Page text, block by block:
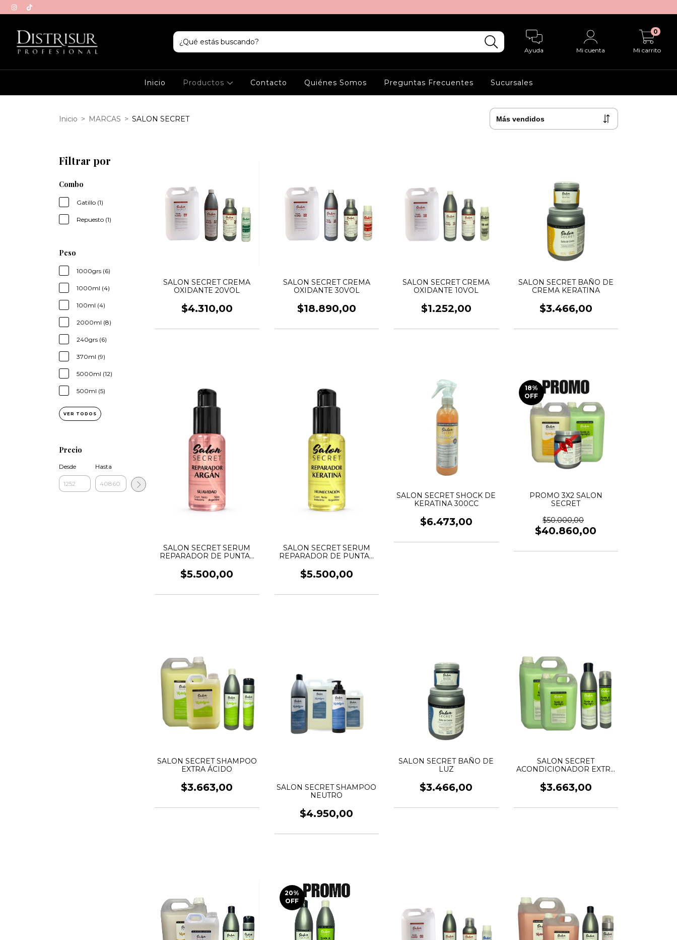
Ayuda Mi cuenta Mi carrito
0
Inicio Productos Contacto Quiénes Somos Preguntas Frecuentes Sucursales
Inicio > MARCAS > SALON SECRET
Filtrar por
Combo
Gatillo (1)
Repuesto (1)
Peso
1000grs (6)
1000ml (4)
100ml (4)
2000ml (8)
240grs (6)
370ml (9)
5000ml (12)
500ml (5)
VER TODOS
Precio
Desde Hasta
SALON SECRET CREMA
OXIDANTE 20VOL
$4.310,00
SALON SECRET CREMA
OXIDANTE 30VOL
$18.890,00
SALON SECRET CREMA
OXIDANTE 10VOL
$1.252,00
SALON SECRET BAÑO DE
CREMA KERATINA
$3.466,00
SALON SECRET SERUM
REPARADOR DE PUNTAS
$5.500,00
SALON SECRET SERUM
REPARADOR DE PUNTAS
$5.500,00
SALON SECRET SHOCK DE
KERATINA 300CC
$6.473,00
18%
OFF
PROMO 3X2 SALON
SECRET
$50.000,00
$40.860,00
SALON SECRET SHAMPOO
EXTRA ÁCIDO
$3.663,00
SALON SECRET SHAMPOO
NEUTRO
$4.950,00
SALON SECRET BAÑO DE
LUZ
$3.466,00
SALON SECRET
ACONDICIONADOR EXTRA
$3.663,00
20%
OFF